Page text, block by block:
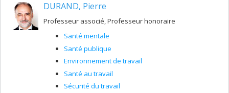
DURAND, Pierre
Professeur associé, Professeur honoraire
Santé mentale
Santé publique
Environnement de travail
Santé au travail
Sécurité du travail